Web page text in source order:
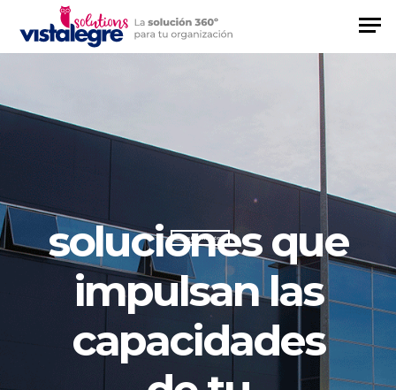
Más información
soluciones que
impulsan las
capacidades